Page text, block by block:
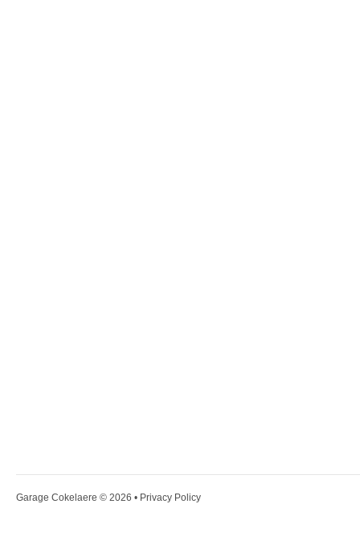
Garage Cokelaere © 2026 • Privacy Policy